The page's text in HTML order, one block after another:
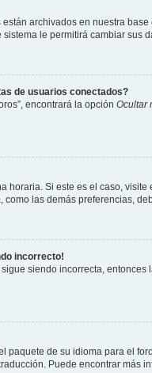
archivados en nuestra
le permitirá cambiar sus
de usuarios conectados?
encontrará la opción Ocultar
horaria. Si este es el caso,
las demás preferencias,
incorrecto!
siendo incorrecta,
paquete de su idioma para el
Puede encontrar más